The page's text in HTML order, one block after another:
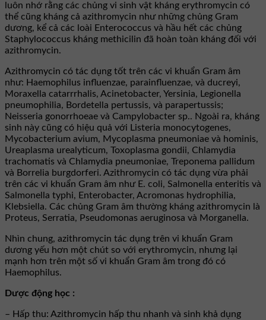
luôn nhớ rằng các chủng vi sinh vật kháng erythromycin có
thể cũng kháng cả azithromycin như những chủng Gram
dương, kể cả các loài Enterococcus và hầu hết các chủng
Staphylococcus kháng methicilin đã hoàn toàn kháng đối với
azithromycin.
Azithromycin có tác dụng tốt trên các vi khuẩn Gram âm
như: Haemophilus influenzae, parainfluenzae, và ducreyi,
Moraxella catarrrhalis, Acinetobacter, Yersinia, Legionella
pneumophilia, Bordetella pertussis, và parapertussis;
Neisseria gonorrhoeae và Campylobacter sp.. Ngoài ra, kháng
sinh này cũng có hiệu quả với Listeria monocytogenes,
Mycobacterium avium, Mycoplasma pneumoniae và hominis,
Ureaplasma urealyticum, Toxoplasma gondii, Chlamydia
trachomatis và Chlamydia pneumoniae, Treponema pallidum
và Borrelia burgdorferi. Azithromycin có tác dụng vừa phải
trên các vi khuẩn Gram âm như E. coli, Salmonella enteritis và
Salmonella typhi, Enterobacter, Acromonas hydrophilia,
Klebsiella. Các chủng Gram âm thường kháng azithromycin là
Proteus, Serratia, Pseudomonas aeruginosa và Morganella.
Nhìn chung, azithromycin tác dụng trên vi khuẩn Gram
dương yếu hơn một chút so với erythromycin, nhưng lại
mạnh hơn trên một số vi khuẩn Gram âm trong đó có
Haemophilus.
Dược động học :
– Hấp thu: Azithromycin hấp thu nhanh và sinh khả dụng